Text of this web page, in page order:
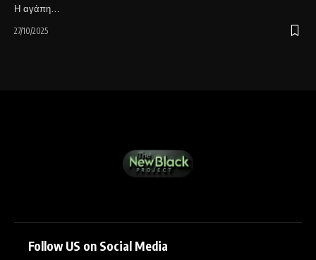
Η αγάπη…
27/10/2025
Follow US on Social Media